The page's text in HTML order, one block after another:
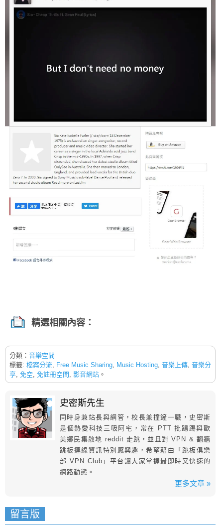
精選相關內容：
分類： 音樂空間
標籤: 檔案分流, Free Music Sharing, Music Hosting, 音樂上傳, 音樂分
享, 免空, 免註冊空間 , 影音網站 。
史密斯先生
同時身兼站長與網管，校長兼撞鐘一職，史密斯
是個熱愛科技三吸阿宅，常在 PTT 批踢踢與歐
美鄉民集散地 reddit 走跳，並且對 VPN & 翻牆
跳板連線資訊特別感興趣，希望藉由「跳板俱樂
部 VPN Club」平台讓大家掌握最即時又快速的
網路動態。
更多文章 »
留言版